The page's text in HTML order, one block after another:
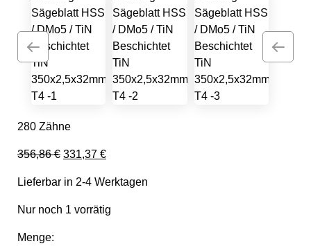
280 Zähne
356,86€ Ursprünglicher Preis war: 356,86 €
331,37 €Aktueller Preis ist: 331,37 €.
Lieferbar in 2-4 Werktagen
Nur noch 1 vorrätig
Menge: